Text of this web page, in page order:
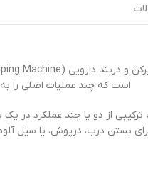
است که چند عملیات اصلی را
ترکیبی از دو یا چند عملکرد در
برای بستن درب، درپوش، یا